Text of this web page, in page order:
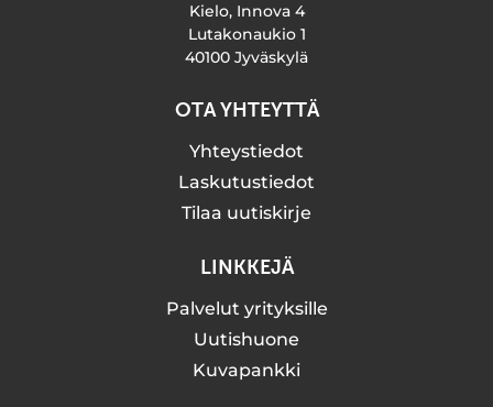
Kielo, Innova 4
Lutakonaukio 1
40100 Jyväskylä
OTA YHTEYTTÄ
Yhteystiedot
Laskutustiedot
Tilaa uutiskirje
LINKKEJÄ
Palvelut yrityksille
Uutishuone
Kuvapankki